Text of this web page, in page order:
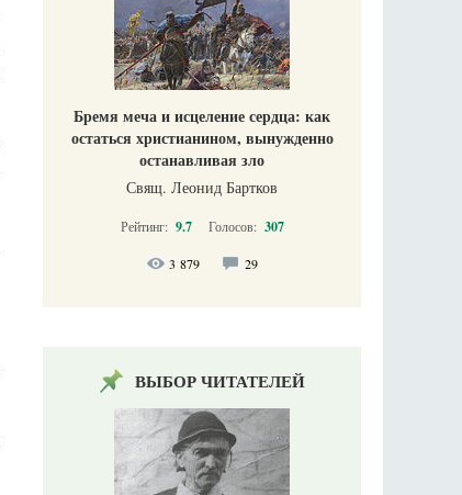
Бремя меча и исцеление сердца: как
остаться христианином, вынужденно
останавливая зло
Свящ. Леонид Бартков
Рейтинг: 9.7 Голосов: 307
3 879 29
ВЫБОР ЧИТАТЕЛЕЙ